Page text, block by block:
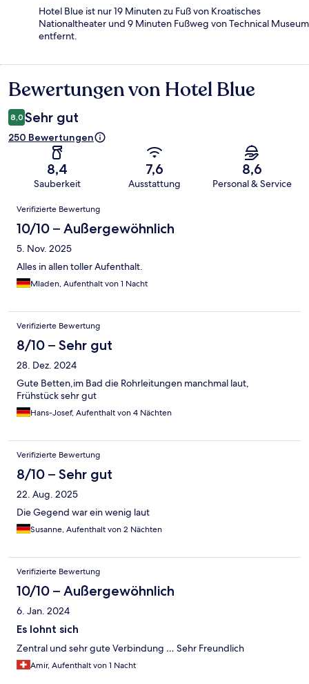
Hotel Blue ist nur 19 Minuten zu Fuß von Kroatisches
Nationaltheater und 9 Minuten Fußweg von Technical Museum
entfernt.
Bewertungen
Bewertungen von Hotel Blue
8,0 Sehr gut
250 Bewertungen
8,4
Sauberkeit
7,6
Ausstattung
8,6
Personal & Service
Bewertungen
Verifizierte Bewertung
10/10 – Außergewöhnlich
5. Nov. 2025
Alles in allen toller Aufenthalt.
Mladen, Aufenthalt von 1 Nacht
Verifizierte Bewertung
8/10 – Sehr gut
28. Dez. 2024
Gute Betten,im Bad die Rohrleitungen manchmal laut,
Frühstück sehr gut
Hans-Josef, Aufenthalt von 4 Nächten
Verifizierte Bewertung
8/10 – Sehr gut
22. Aug. 2025
Die Gegend war ein wenig laut
Susanne, Aufenthalt von 2 Nächten
Verifizierte Bewertung
10/10 – Außergewöhnlich
6. Jan. 2024
Es lohnt sich
Zentral und sehr gute Verbindung … Sehr Freundlich
Amir, Aufenthalt von 1 Nacht